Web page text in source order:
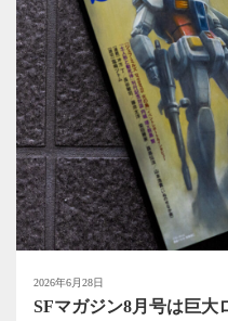
2026年6月28日
SFマガジン8月号は巨大